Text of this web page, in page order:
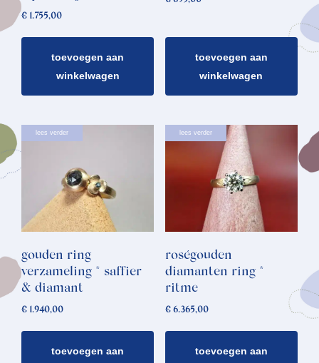
€ 1.755,00
toevoegen aan
winkelwagen
toevoegen aan
winkelwagen
lees verder
gouden ring
verzameling * saffier
& diamant
€ 1.940,00
toevoegen aan
lees verder
roségouden
diamanten ring *
ritme
€6.365,00
toevoegen aan